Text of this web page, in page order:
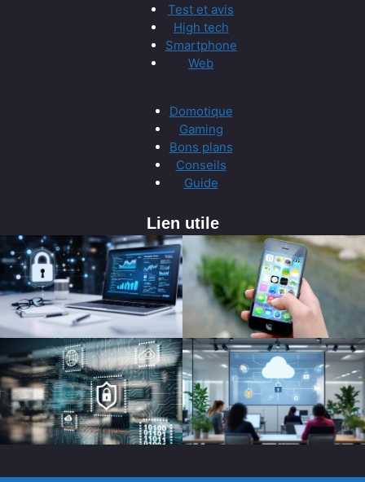
Test et avis
High tech
Smartphone
Web
Domotique
Gaming
Bons plans
Conseils
Guide
Lien utile